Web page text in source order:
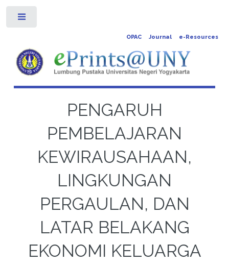
OPAC Journal e-Resources
PENGARUH
PEMBELAJARAN
KEWIRAUSAHAAN,
LINGKUNGAN
PERGAULAN, DAN
LATAR BELAKANG
EKONOMI KELUARGA